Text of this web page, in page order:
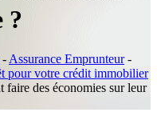
?
- Assurance Emprunteur-
pour votre crédit immobilier
des économies sur leur